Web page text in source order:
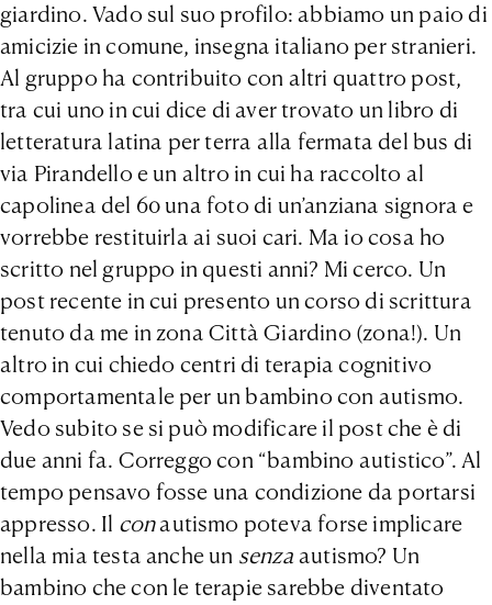
giardino. Vado sul suo profilo: abbiamo un paio di
amicizie in comune, insegna italiano per stranieri.
Al gruppo ha contribuito con altri quattro post,
tra cui uno in cui dice di aver trovato un libro di
letteratura latina per terra alla fermata del bus di
via Pirandello e un altro in cui ha raccolto al
capolinea del 60 una foto di un’anziana signora e
vorrebbe restituirla ai suoi cari. Ma io cosa ho
scritto nel gruppo in questi anni? Mi cerco. Un
post recente in cui presento un corso di scrittura
tenuto da me in zona Città Giardino (zona!). Un
altro in cui chiedo centri di terapia cognitivo
comportamentale per un bambino con autismo.
Vedo subito se si può modificare il post che è di
due anni fa. Correggo con “bambino autistico”. Al
tempo pensavo fosse una condizione da portarsi
appresso. Il conautismo poteva forse implicare
nella mia testa anche un senzaautismo? Un
bambino che con le terapie sarebbe diventato